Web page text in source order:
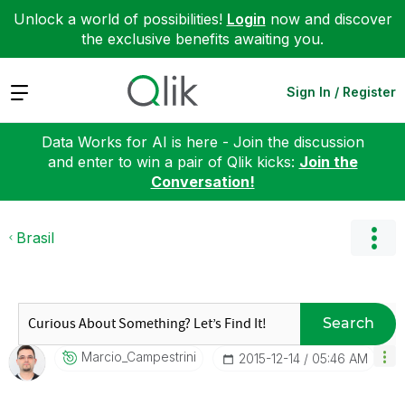
Unlock a world of possibilities! Login now and discover
the exclusive benefits awaiting you.
Expand Sign In / Register
Data Works for AI is here - Join the discussion
and enter to win a pair of Qlik kicks: Join the
Conversation!
Brasil
Search
Marcio_CampestrIni ‎2015-12-14 05:46 AM